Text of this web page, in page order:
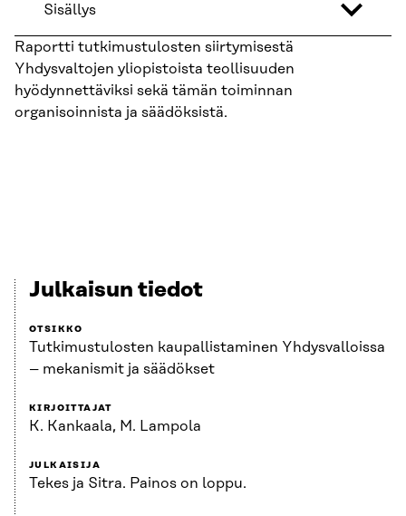
Sisällys
Raportti tutkimustulosten siirtymisestä
Yhdysvaltojen yliopistoista teollisuuden
hyödynnettäviksi sekä tämän toiminnan
organisoinnista ja säädöksistä.
Julkaisun tiedot
OTSIKKO
Tutkimustulosten kaupallistaminen Yhdysvalloissa
– mekanismit ja säädökset
KIRJOITTAJAT
K. Kankaala, M. Lampola
JULKAISIJA
Tekes ja Sitra. Painos on loppu.